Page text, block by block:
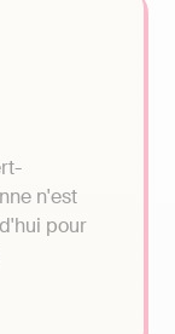
n'est
pour